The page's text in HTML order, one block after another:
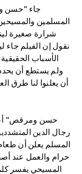
جاء "حسن
المسلمين
شرارة صغيرة
نقول إن الفيلم جاء
الأسباب
ولم يستطع أن يحدد
أن يعلنوا لنا طرق
رجال الدين
المسلم يعلن أن
حرام والعمل عند
المسيحي يفسر